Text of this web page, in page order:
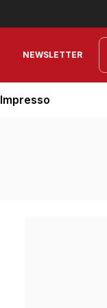
NEWSLETTER
Impresso